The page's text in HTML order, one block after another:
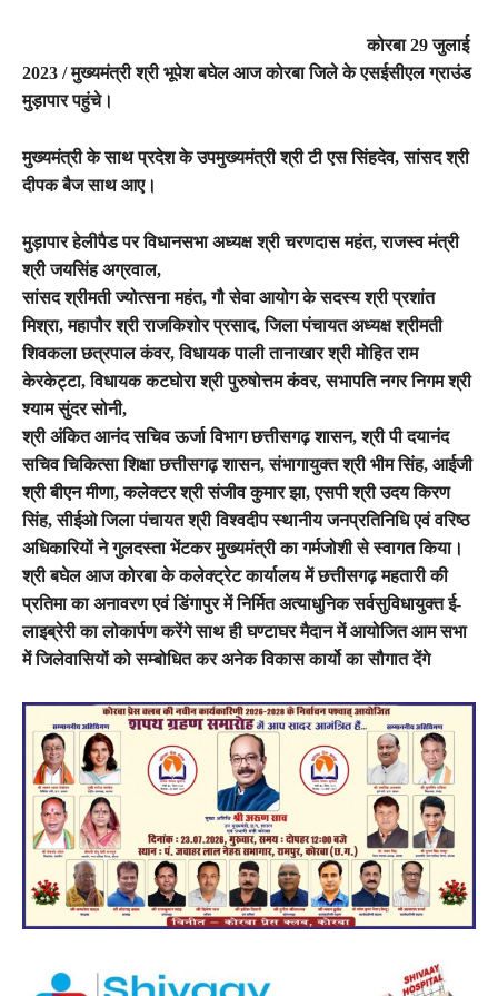
कोरबा 29 जुलाई
2023 / मुख्यमंत्री श्री भूपेश बघेल आज कोरबा जिले के एसईसीएल ग्राउंड
मुड़ापार पहुंचे।
मुख्यमंत्री के साथ प्रदेश के उपमुख्यमंत्री श्री टी एस सिंहदेव, सांसद श्री
दीपक बैज साथ आए।
मुड़ापार हेलीपैड पर विधानसभा अध्यक्ष श्री चरणदास महंत, राजस्व मंत्री
श्री जयसिंह अग्रवाल,
सांसद श्रीमती ज्योत्सना महंत, गौ सेवा आयोग के सदस्य श्री प्रशांत
मिश्रा, महापौर श्री राजकिशोर प्रसाद, जिला पंचायत अध्यक्ष श्रीमती
शिवकला छत्रपाल कंवर, विधायक पाली तानाखार श्री मोहित राम
केरकेट्टा, विधायक कटघोरा श्री पुरुषोत्तम कंवर, सभापति नगर निगम श्री
श्याम सुंदर सोनी,
श्री अंकित आनंद सचिव ऊर्जा विभाग छत्तीसगढ़ शासन, श्री पी दयानंद
सचिव चिकित्सा शिक्षा छत्तीसगढ़ शासन, संभागायुक्त श्री भीम सिंह, आईजी
श्री बीएन मीणा, कलेक्टर श्री संजीव कुमार झा, एसपी श्री उदय किरण
सिंह, सीईओ जिला पंचायत श्री विश्वदीप स्थानीय जनप्रतिनिधि एवं वरिष्ठ
अधिकारियों ने गुलदस्ता भेंटकर मुख्यमंत्री का गर्मजोशी से स्वागत किया।
श्री बघेल आज कोरबा के कलेक्ट्रेट कार्यालय में छत्तीसगढ़ महतारी की
प्रतिमा का अनावरण एवं डिंगापुर में निर्मित अत्याधुनिक सर्वसुविधायुक्त ई-
लाइब्रेरी का लोकार्पण करेंगे साथ ही घण्टाघर मैदान में आयोजित आम सभा
में जिलेवासियों को सम्बोधित कर अनेक विकास कार्यो का सौगात देंगे